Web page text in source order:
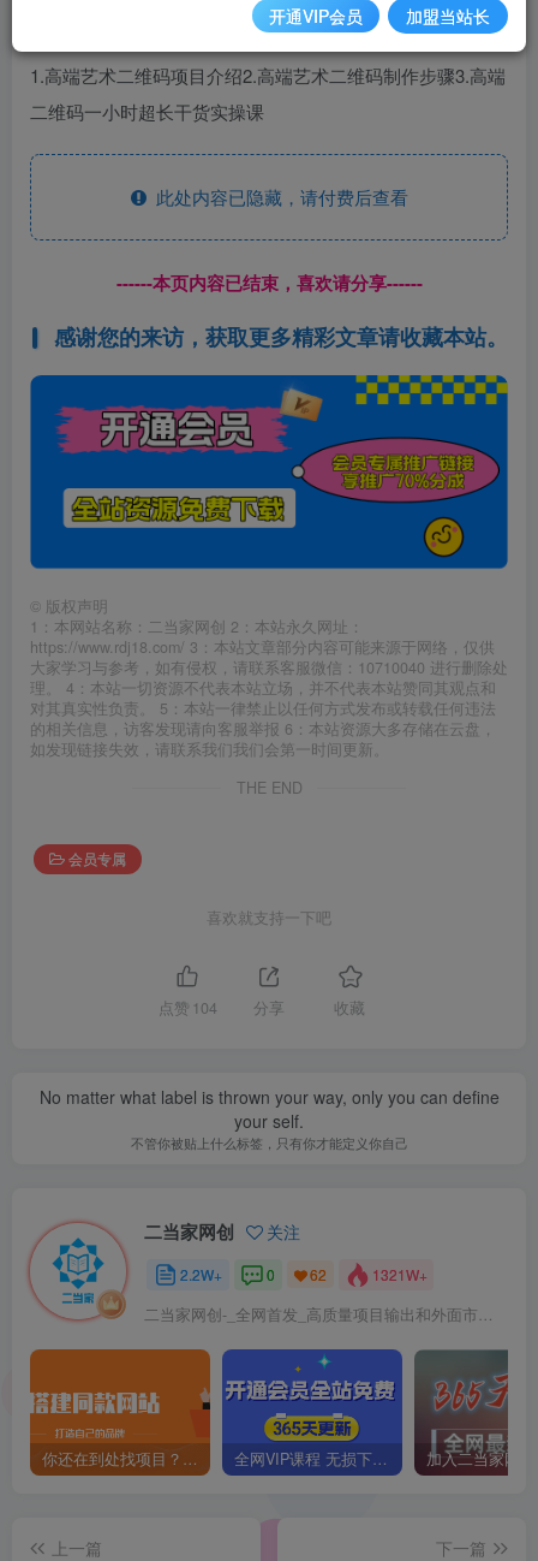
AI艺术二维码已经变天了！！！！
1.高端艺术二维码项目介绍2.高端艺术二维码制作步骤3.高端
二维码一小时超长干货实操课
此处内容已隐藏，请付费后查看
------本页内容已结束，喜欢请分享------
感谢您的来访，获取更多精彩文章请收藏本站。
© 版权声明
1：本网站名称：二当家网创 2：本站永久网址：
https://www.rdj18.com/ 3：本站文章部分内容可能来源于网络，仅供
大家学习与参考，如有侵权，请联系客服微信：10710040 进行删除处
理。 4：本站一切资源不代表本站立场，并不代表本站赞同其观点和
对其真实性负责。 5：本站一律禁止以任何方式发布或转载任何违法
的相关信息，访客发现请向客服举报 6：本站资源大多存储在云盘，
如发现链接失效，请联系我们我们会第一时间更新。
THE END
会员专属
喜欢就支持一下吧
点赞 104 分享 收藏
No matter what label is thrown your way, only you can define
your self.
不管你被贴上什么标签，只有你才能定义你自己
二当家网创 关注
2.2W+ 0 62 1321W+
你还在到处找项目？还在当韭菜？我靠卖项目一个月收入5万+，曾经我也是个失败者。 全网VIP课程 无损下载~
上一篇
下一篇
开通VIP会员 加盟当站长